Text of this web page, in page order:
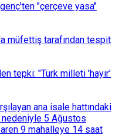
"çerçeve yasa"
müfettiş tarafından tespit
tepki: "Türk milleti 'hayır'
ana isale hattındaki
nedeniyle 5 Ağustos
9 mahalleye 14 saat